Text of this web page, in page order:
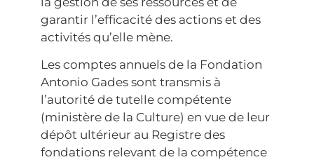
garantir l’efficacité des actions et des
activités qu’elle mène.
Les comptes annuels de la Fondation
Antonio Gades sont transmis à
l’autorité de tutelle compétente
(ministère de la Culture) en vue de leur
dépôt ultérieur au Registre des
fondations relevant de la compétence